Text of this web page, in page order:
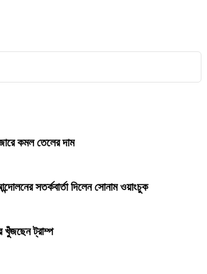
কমল তেলের দাম
সতর্কবার্তা দিলেন সোনাম ওয়াংচুক
খুঁজছেন ট্রাম্প